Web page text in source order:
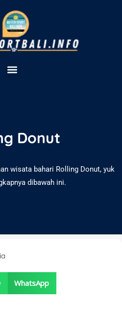
Donut
wisata bahari Rolling Donut, yuk
dibawah ini.
WhatsApp